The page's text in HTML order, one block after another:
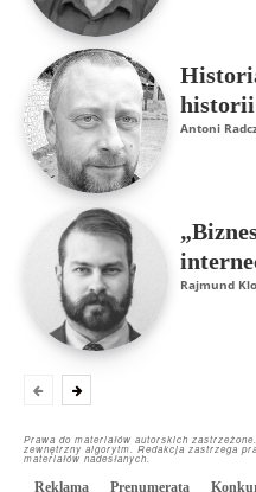
historii
Antoni
Rajmund
Prawa do materiałów autorskich
zewnętrzny algorytm. Redakcja zastrzega
materiałów nadesłanych.
Reklama Prenumerata